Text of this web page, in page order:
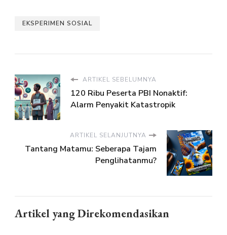
EKSPERIMEN SOSIAL
ARTIKEL SEBELUMNYA
120 Ribu Peserta PBI Nonaktif:
Alarm Penyakit Katastropik
ARTIKEL SELANJUTNYA
Tantang Matamu: Seberapa Tajam
Penglihatanmu?
Artikel yang Direkomendasikan